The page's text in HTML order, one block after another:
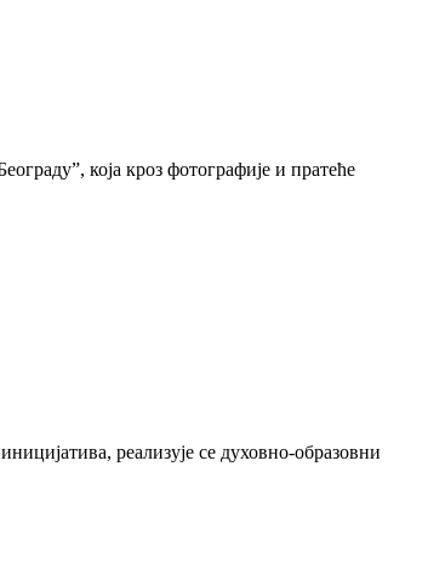
која кроз фотографије и пратеће
реализује се духовно-образовни